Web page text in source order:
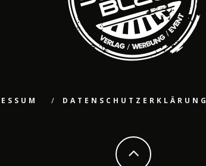
DATENSCHUTZERKLÄRUNG